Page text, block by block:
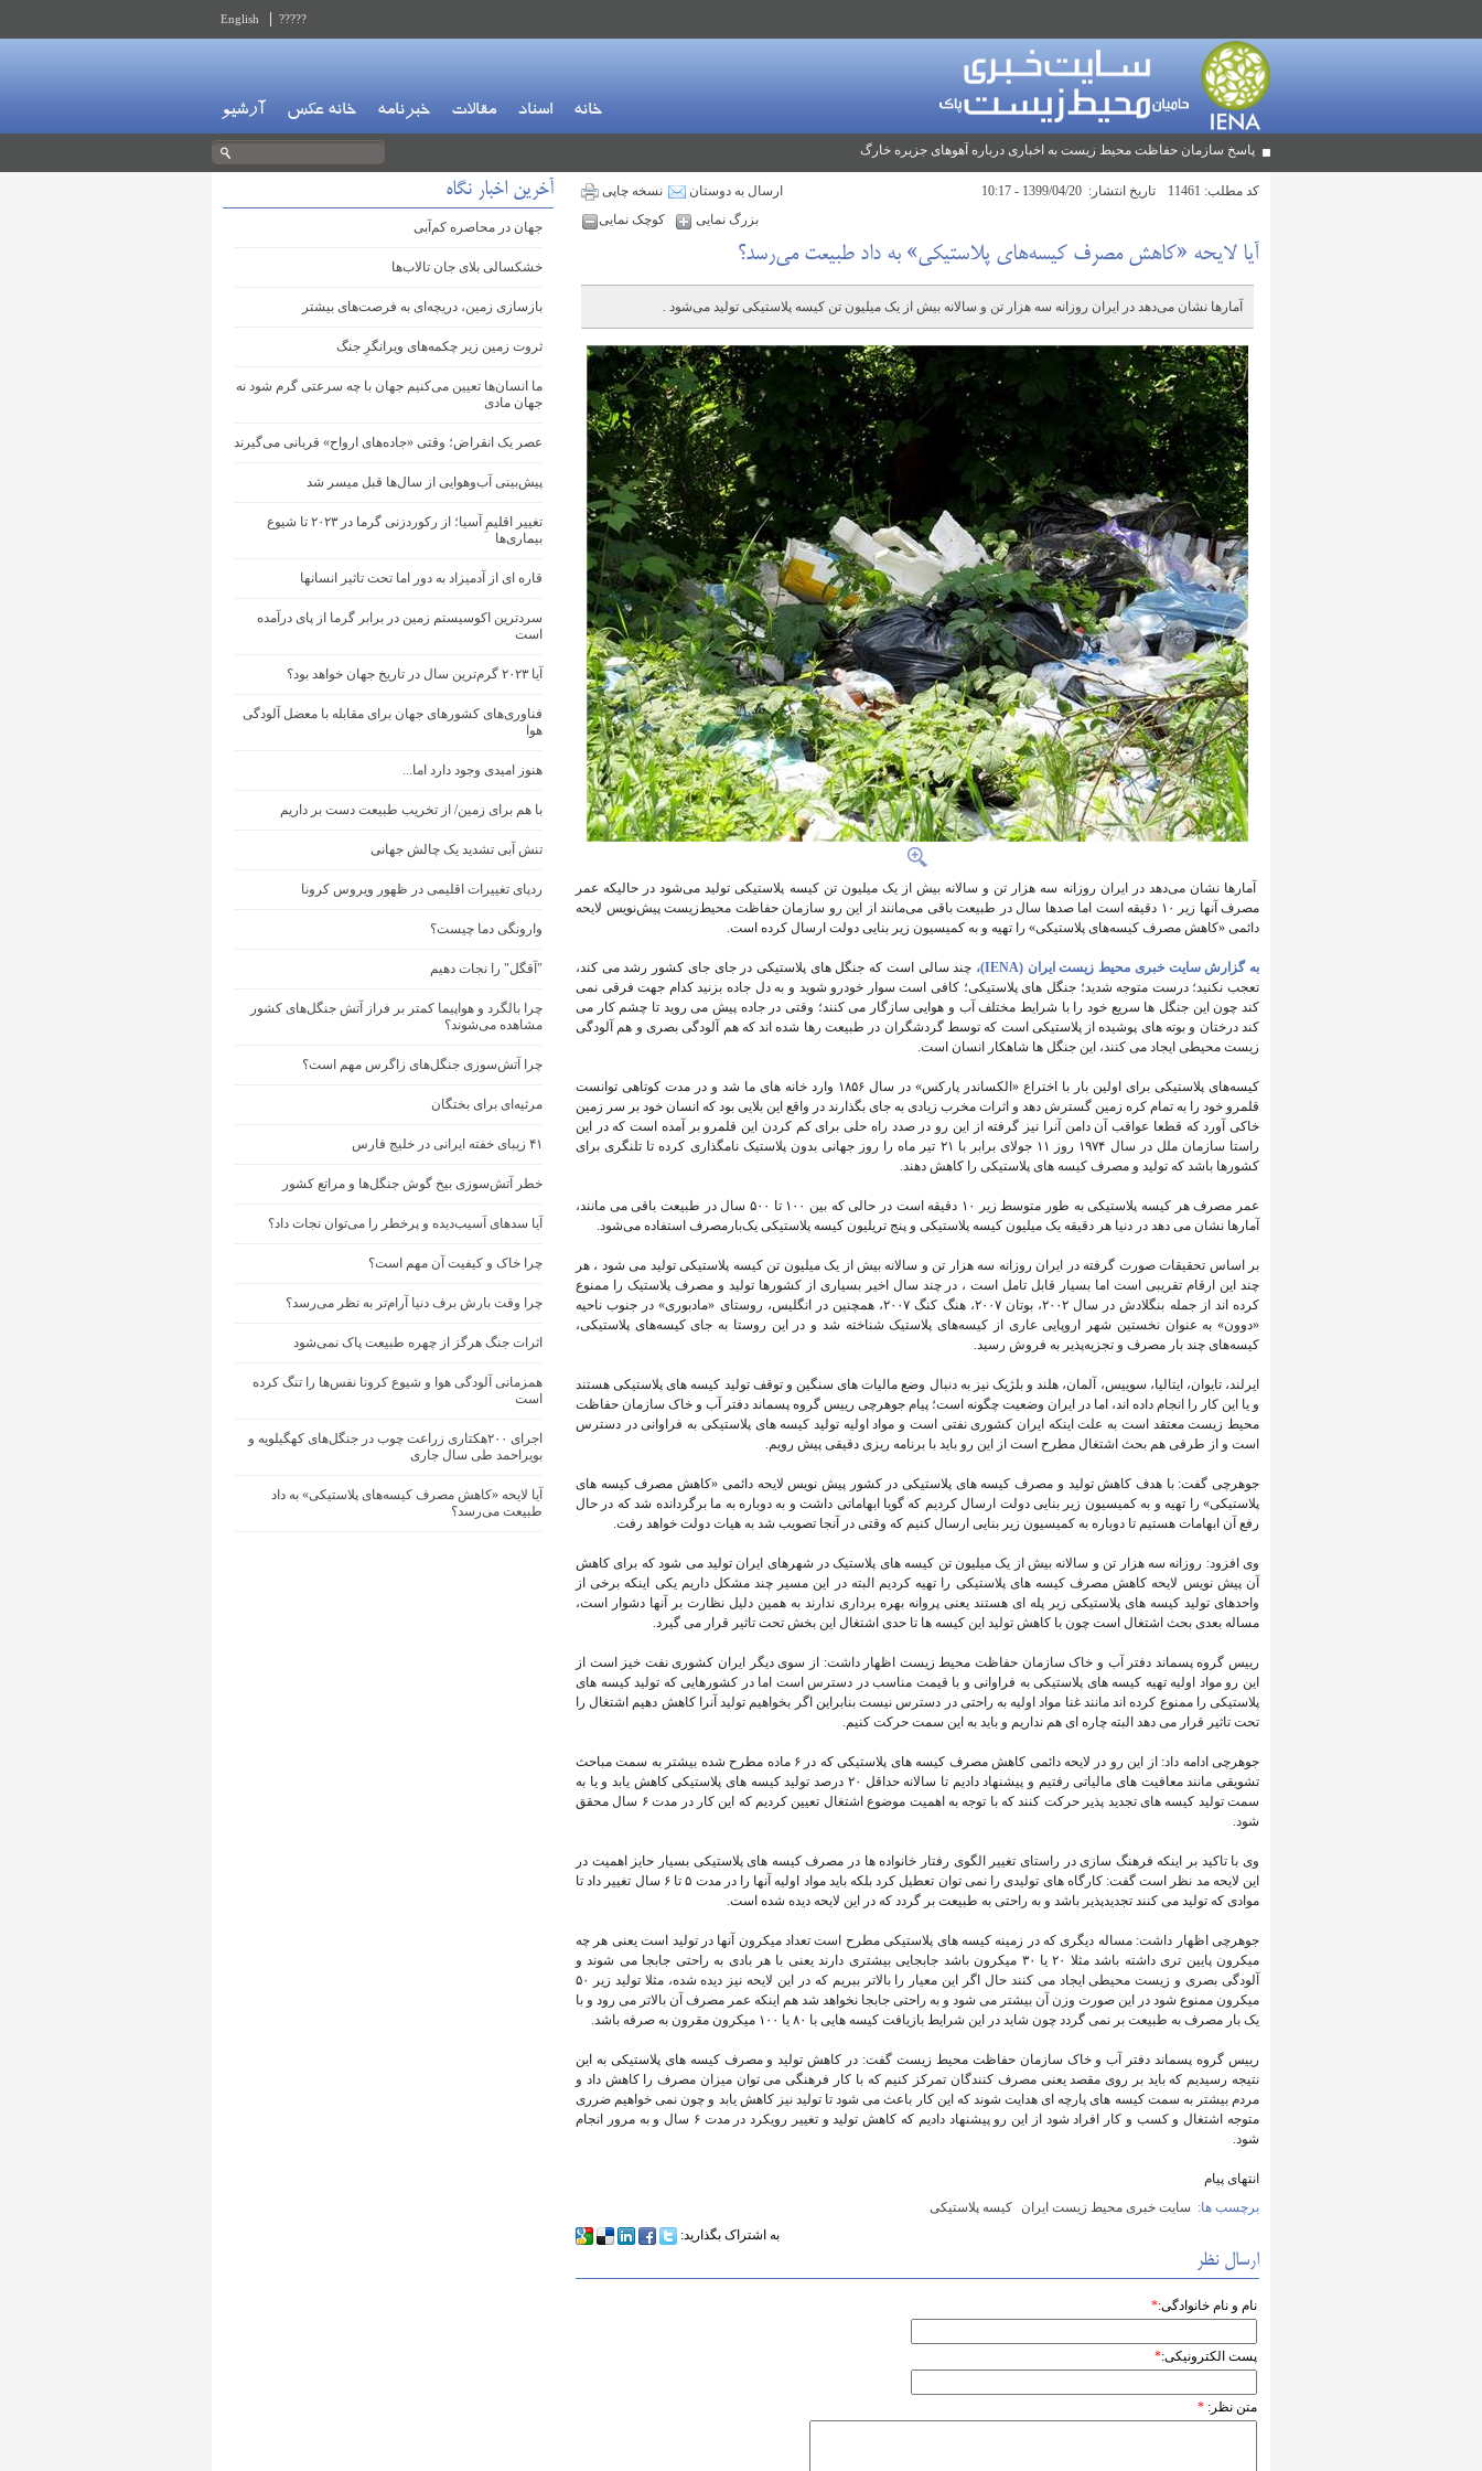
?????
English
خانه اسناد مقالات خبرنامه خانه عکس آرشیو
پاسخ سازمان حفاظت محیط زیست به اخباری درباره آهوهای جزیره خارگ
کد مطلب: تاریخ انتشار: نسخه چاپی
ارسال به دوستان
بزرگ نمایی
کوچک نمایی
آیا لایحه «کاهش مصرف کیسه‌های پلاستیکی» به داد طبیعت می‌رسد؟
آمارها نشان می‌دهد در ایران روزانه سه هزار تن و سالانه بیش از یک میلیون تن کیسه پلاستیکی تولید می‌شود .
آمارها نشان می‌دهد در ایران روزانه سه هزار تن و سالانه بیش از یک میلیون تن کیسه پلاستیکی تولید می‌شود در حالیکه عمر
مصرف آنها زیر ۱۰ دقیقه است اما صدها سال در طبیعت باقی می‌مانند از این رو سازمان حفاظت محیط‌زیست پیش‌نویس لایحه
دائمی «کاهش مصرف کیسه‌های پلاستیکی» را تهیه و به کمیسیون زیر بنایی دولت ارسال کرده است.
به گزارش سایت خبری محیط زیست ایران (IENA)،
چند سالی است که جنگل های پلاستیکی در جای جای کشور رشد می کند،
تعجب نکنید؛ درست متوجه شدید؛ جنگل های پلاستیکی؛ کافی است سوار خودرو شوید و به دل جاده بزنید کدام جهت فرقی نمی
کند چون این جنگل ها سریع خود را با شرایط مختلف آب و هوایی سازگار می کنند؛ وقتی در جاده پیش می روید تا چشم کار می
کند درختان و بوته های پوشیده از پلاستیکی است که توسط گردشگران در طبیعت رها شده اند که هم آلودگی بصری و هم آلودگی
زیست محیطی ایجاد می کنند، این جنگل ها شاهکار انسان است.
کیسه‌های پلاستیکی برای اولین بار با اختراع «الکساندر پارکس» در سال ۱۸۵۶ وارد خانه های ما شد و در مدت کوتاهی توانست
قلمرو خود را به تمام کره زمین گسترش دهد و اثرات مخرب زیادی به جای بگذارند در واقع این بلایی بود که انسان خود بر سر زمین
خاکی آورد که قطعا عواقب آن دامن آنرا نیز گرفته از این رو در صدد راه حلی برای کم کردن این قلمرو بر آمده است که در این
راستا سازمان ملل در سال ۱۹۷۴ روز ۱۱ جولای برابر با ۲۱ تیر ماه را روز جهانی بدون پلاستیک نامگذاری کرده تا تلنگری برای
کشورها باشد که تولید و مصرف کیسه های پلاستیکی را کاهش دهند.
عمر مصرف هر کیسه پلاستیکی به‌ طور متوسط زیر ۱۰ دقیقه است در حالی که بین ۱۰۰ تا ۵۰۰ سال در طبیعت باقی می مانند،
آمارها نشان می دهد در دنیا هر دقیقه یک‌ میلیون کیسه پلاستیکی و پنج تریلیون کیسه پلاستیکی یک‌بارمصرف استفاده می‌شود.
بر اساس تحقیقات صورت گرفته در ایران روزانه سه هزار تن و سالانه بیش از یک میلیون تن کیسه پلاستیکی تولید می شود ، هر
چند این ارقام تقریبی است اما بسیار قابل تامل است ، در چند سال اخیر بسیاری از کشورها تولید و مصرف پلاستیک را ممنوع
کرده اند از جمله بنگلادش در سال ۲۰۰۲، بوتان ۲۰۰۷، هنگ کنگ ۲۰۰۷، همچنین در انگلیس، روستای «مادبوری» در جنوب ناحیه
«دوون» به عنوان نخستین شهر اروپایی عاری از کیسه‌های پلاستیک شناخته شد و در این روستا به جای کیسه‌های پلاستیکی،‌
کیسه‌های چند بار مصرف و تجزیه‌پذیر به فروش رسید.
ایرلند، تایوان، ایتالیا، سوییس، آلمان، هلند و بلژیک نیز به دنبال وضع مالیات های سنگین و توقف تولید کیسه های پلاستیکی هستند
و یا این کار را انجام داده اند، اما در ایران وضعیت چگونه است؛ پیام جوهرچی رییس گروه پسماند دفتر آب و خاک سازمان حفاظت
محیط زیست معتقد است به علت اینکه ایران کشوری نفتی است و مواد اولیه تولید کیسه های پلاستیکی به فراوانی در دسترس
است و از طرفی هم بحث اشتغال مطرح است از این رو باید با برنامه ریزی دقیقی پیش رویم.
جوهرچی گفت: با هدف کاهش تولید و مصرف کیسه های پلاستیکی در کشور پیش نویس لایحه دائمی «کاهش مصرف کیسه های
پلاستیکی» را تهیه و به کمیسیون زیر بنایی دولت ارسال کردیم که گویا ابهاماتی داشت و به دوباره به ما برگردانده شد که در حال
رفع آن ابهامات هستیم تا دوباره به کمیسیون زیر بنایی ارسال کنیم که وقتی در آنجا تصویب شد به هیات دولت خواهد رفت.
وی افزود: روزانه سه هزار تن و سالانه بیش از یک میلیون تن کیسه های پلاستیک در شهرهای ایران تولید می شود که برای کاهش
آن پیش نویس لایحه کاهش مصرف کیسه های پلاستیکی را تهیه کردیم البته در این مسیر چند مشکل داریم یکی اینکه برخی از
واحدهای تولید کیسه های پلاستیکی زیر پله ای هستند یعنی پروانه بهره برداری ندارند به همین دلیل نظارت بر آنها دشوار است،
مساله بعدی بحث اشتغال است چون با کاهش تولید این کیسه ها تا حدی اشتغال این بخش تحت تاثیر قرار می گیرد.
رییس گروه پسماند دفتر آب و خاک سازمان حفاظت محیط زیست اظهار داشت: از سوی دیگر ایران کشوری نفت خیز است از
این رو مواد اولیه تهیه کیسه های پلاستیکی به فراوانی و با قیمت مناسب در دسترس است اما در کشورهایی که تولید کیسه های
پلاستیکی را ممنوع کرده اند مانند غنا مواد اولیه به راحتی در دسترس نیست بنابراین اگر بخواهیم تولید آنرا کاهش دهیم اشتغال را
تحت تاثیر قرار می دهد البته چاره ای هم نداریم و باید به این سمت حرکت کنیم.
جوهرچی ادامه داد: از این رو در لایحه دائمی کاهش مصرف کیسه های پلاستیکی که در ۶ ماده مطرح شده بیشتر به سمت مباحث
تشویقی مانند معافیت های مالیاتی رفتیم و پیشنهاد دادیم تا سالانه حداقل ۲۰ درصد تولید کیسه های پلاستیکی کاهش یابد و یا به
سمت تولید کیسه های تجدید پذیر حرکت کنند که با توجه به اهمیت موضوع اشتغال تعیین کردیم که این کار در مدت ۶ سال محقق
شود.
وی با تاکید بر اینکه فرهنگ سازی در راستای تغییر الگوی رفتار خانواده ها در مصرف کیسه های پلاستیکی بسیار حایز اهمیت در
این لایحه مد نظر است گفت: کارگاه های تولیدی را نمی توان تعطیل کرد بلکه باید مواد اولیه آنها را در مدت ۵ تا ۶ سال تغییر داد تا
موادی که تولید می کنند تجدیدپذیر باشد و به راحتی به طبیعت بر گردد که در این لایحه دیده شده است.
جوهرچی اظهار داشت: مساله دیگری که در زمینه کیسه های پلاستیکی مطرح است تعداد میکرون آنها در تولید است یعنی هر چه
میکرون پایین تری داشته باشد مثلا ۲۰ یا ۳۰ میکرون باشد جابجایی بیشتری دارند یعنی با هر بادی به راحتی جابجا می شوند و
آلودگی بصری و زیست محیطی ایجاد می کنند حال اگر این معیار را بالاتر ببریم که در این لایحه نیز دیده شده، مثلا تولید زیر ۵۰
میکرون ممنوع شود در این صورت وزن آن بیشتر می شود و به راحتی جابجا نخواهد شد هم اینکه عمر مصرف آن بالاتر می رود و با
یک بار مصرف به طبیعت بر نمی گردد چون شاید در این شرایط بازیافت کیسه هایی با ۸۰ یا ۱۰۰ میکرون مقرون به صرفه باشد.
رییس گروه پسماند دفتر آب و خاک سازمان حفاظت محیط زیست گفت: در کاهش تولید و مصرف کیسه های پلاستیکی به این
نتیجه رسیدیم که باید بر روی مقصد یعنی مصرف کنندگان تمرکز کنیم که با کار فرهنگی می توان میزان مصرف را کاهش داد و
مردم بیشتر به سمت کیسه های پارچه ای هدایت شوند که این کار باعث می شود تا تولید نیز کاهش یابد و چون نمی خواهیم ضرری
متوجه اشتغال و کسب و کار افراد شود از این رو پیشنهاد دادیم که کاهش تولید و تغییر رویکرد در مدت ۶ سال و به مرور انجام
شود.
انتهای پیام
برچسب ها: سایت خبری محیط زیست ایران
کیسه پلاستیکی
به اشتراک بگذارید:
ارسال نظر
نام و نام خانوادگی:*
پست الکترونیکی:*
متن نظر: *
آخرین اخبار نگاه
جهان در محاصره کم‌آبی
خشکسالی بلای جان تالاب‌ها
بازسازی زمین، دریچه‌ای به فرصت‌های بیشتر
ثروت زمین زیر چکمه‌های ویرانگرِ جنگ
ما انسان‌ها ‌تعیین می‌کنیم جهان با چه سرعتی گرم شود نه
جهان مادی
عصر یک انقراض؛ وقتی «جاده‌های ارواح» قربانی می‌گیرند
پیش‌بینی آب‌وهوایی از سال‌ها قبل میسر شد
تغییر اقلیمِ آسیا؛ از رکوردزنی گرما در ۲۰۲۳ تا شیوع
بیماری‌ها
قاره ای از آدمیزاد به دور اما تحت تاثیر انسانها
سردترین اکوسیستم زمین در برابر گرما از پای درآمده
است
آیا ۲۰۲۳ گرم‌ترین سال در تاریخ جهان خواهد بود؟
فناوری‌های کشورهای جهان برای مقابله با معضل آلودگی
هوا
هنوز امیدی وجود دارد اما...
با هم برای زمین/ از تخریب طبیعت دست بر داریم
تنش آبی تشدید یک چالش جهانی
ردپای تغییرات اقلیمی در ظهور ویروس کرونا
وارونگی دما چیست؟
"آقگل" را نجات دهیم
چرا بالگرد و هواپیما کمتر بر فراز آتش جنگل‌های کشور
مشاهده می‌شوند؟
چرا آتش‌سوزی جنگل‌های زاگرس مهم است؟
مرثیه‌ای برای بختگان
۴۱ زیبای خفته ایرانی در خلیج فارس
خطر آتش‌سوزی بیخ گوش جنگل‌ها و مراتع کشور
آیا سدهای آسیب‌دیده و پرخطر را می‌توان نجات داد؟
چرا خاک و کیفیت آن مهم است؟
چرا وقت بارش برف دنیا آرام‌تر به نظر می‌رسد؟
اثرات جنگ هرگز از چهره طبیعت پاک نمی‌شود
همزمانی آلودگی هوا و شیوع کرونا نفس‌ها را تنگ کرده
است
اجرای ۲۰۰هکتاری زراعت چوب در جنگل‌های کهگیلویه و
بویراحمد طی سال جاری
آیا لایحه «کاهش مصرف کیسه‌های پلاستیکی» به داد
طبیعت می‌رسد؟